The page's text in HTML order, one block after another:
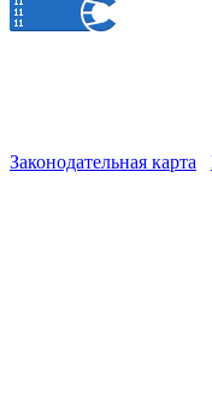
Законодательная карта